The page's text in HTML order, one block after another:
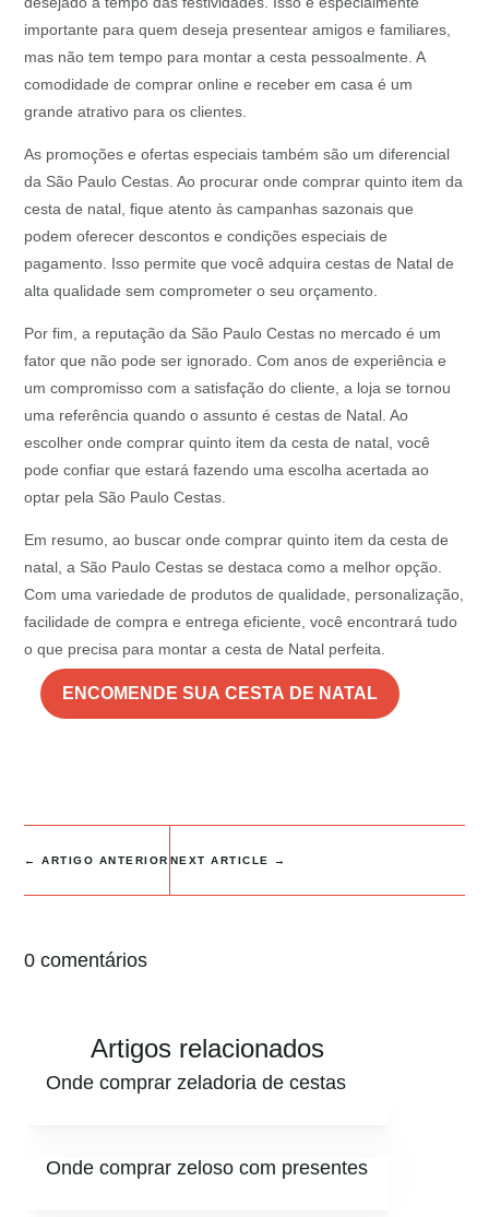
importante para quem deseja presentear amigos e familiares,
mas não tem tempo para montar a cesta pessoalmente. A
comodidade de comprar online e receber em casa é um
grande atrativo para os clientes.
As promoções e ofertas especiais também são um diferencial
da São Paulo Cestas. Ao procurar onde comprar quinto item da
cesta de natal, fique atento às campanhas sazonais que
podem oferecer descontos e condições especiais de
pagamento. Isso permite que você adquira cestas de Natal de
alta qualidade sem comprometer o seu orçamento.
Por fim, a reputação da São Paulo Cestas no mercado é um
fator que não pode ser ignorado. Com anos de experiência e
um compromisso com a satisfação do cliente, a loja se tornou
uma referência quando o assunto é cestas de Natal. Ao
escolher onde comprar quinto item da cesta de natal, você
pode confiar que estará fazendo uma escolha acertada ao
optar pela São Paulo Cestas.
Em resumo, ao buscar onde comprar quinto item da cesta de
natal, a São Paulo Cestas se destaca como a melhor opção.
Com uma variedade de produtos de qualidade, personalização,
facilidade de compra e entrega eficiente, você encontrará tudo
o que precisa para montar a cesta de Natal perfeita.
ENCOMENDE SUA CESTA DE NATAL
←ARTIGO ANTERIOR NEXT ARTICLE →
0 comentários
Artigos relacionados
Onde comprar zeladoria de cestas
Onde comprar zeloso com presentes